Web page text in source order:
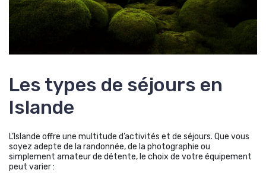
Les types de séjours en
Islande
L’Islande offre une multitude d’activités et de séjours. Que vous
soyez adepte de la randonnée, de la photographie ou
simplement amateur de détente, le choix de votre équipement
peut varier :